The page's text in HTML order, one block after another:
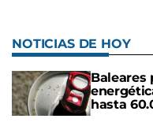
NOTICIAS DE HOY
Baleares
hasta